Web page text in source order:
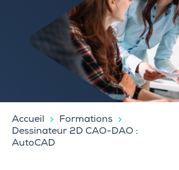
Accueil
Formations
Dessinateur 2D CAO-DAO :
AutoCAD